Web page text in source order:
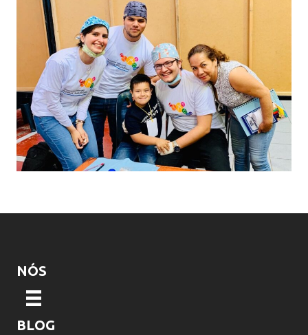
NÓS
BLOG